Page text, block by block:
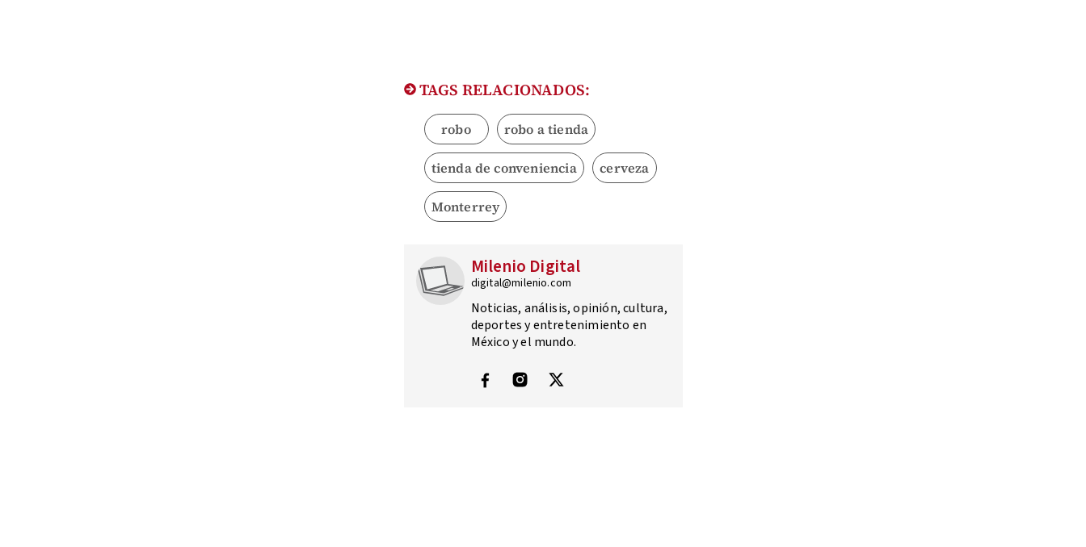
TAGS RELACIONADOS:
robo robo a tienda
tienda de conveniencia cerveza
Monterrey
Milenio Digital
digital@milenio.com
Noticias, análisis, opinión, cultura,
deportes y entretenimiento en
México y el mundo.